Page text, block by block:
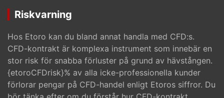
Riskvarning
Hos Etoro kan du bland annat handla med CFD:s.
CFD-kontrakt är komplexa instrument som innebär en
stor risk för snabba förluster på grund av hävstången.
{etoroCFDrisk}% av alla icke-professionella kunder
förlorar pengar på CFD-handel enligt Etoros siffror. Du